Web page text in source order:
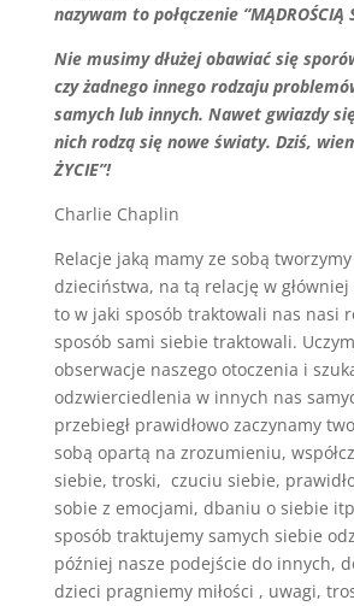
nazywam to połączenie “MĄDROŚCIĄ
Nie musimy dłużej obawiać się
czy żadnego innego rodzaju
samych lub innych. Nawet gwiazdy
nich rodzą się nowe światy. Dziś,
ŻYCIE”!
Charlie Chaplin
Relacje jaką mamy ze sobą
dzieciństwa, na tą relację w główniej
to w jaki sposób traktowali nas nasi
sposób sami siebie traktowali.
obserwacje naszego otoczenia i
odzwierciedlenia w innych nas
przebiegł prawidłowo zaczynamy
sobą opartą na zrozumieniu,
siebie, troski, czuciu siebie,
sobie z emocjami, dbaniu o siebie
sposób traktujemy samych siebie
później nasze podejście do innych,
dzieci pragniemy miłości , uwagi,